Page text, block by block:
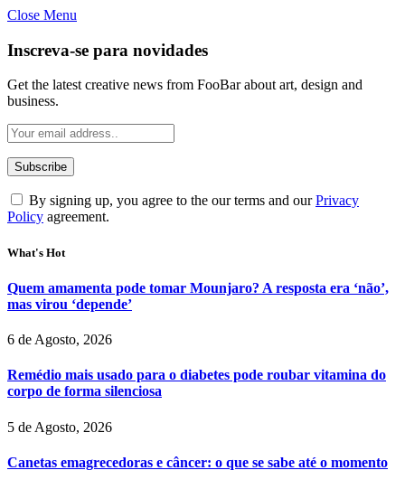
Close Menu
Inscreva-se para novidades
Get the latest creative news from FooBar about art, design and
business.
By signing up, you agree to the our terms and ourPrivacy
Policy agreement.
What's Hot
Quem amamenta pode tomar Mounjaro? A resposta era ‘não’,
mas virou ‘depende’
6 de Agosto, 2026
Remédio mais usado para o diabetes pode roubar vitamina do
corpo de forma silenciosa
5 de Agosto, 2026
Canetas emagrecedoras e câncer: o que se sabe até o momento